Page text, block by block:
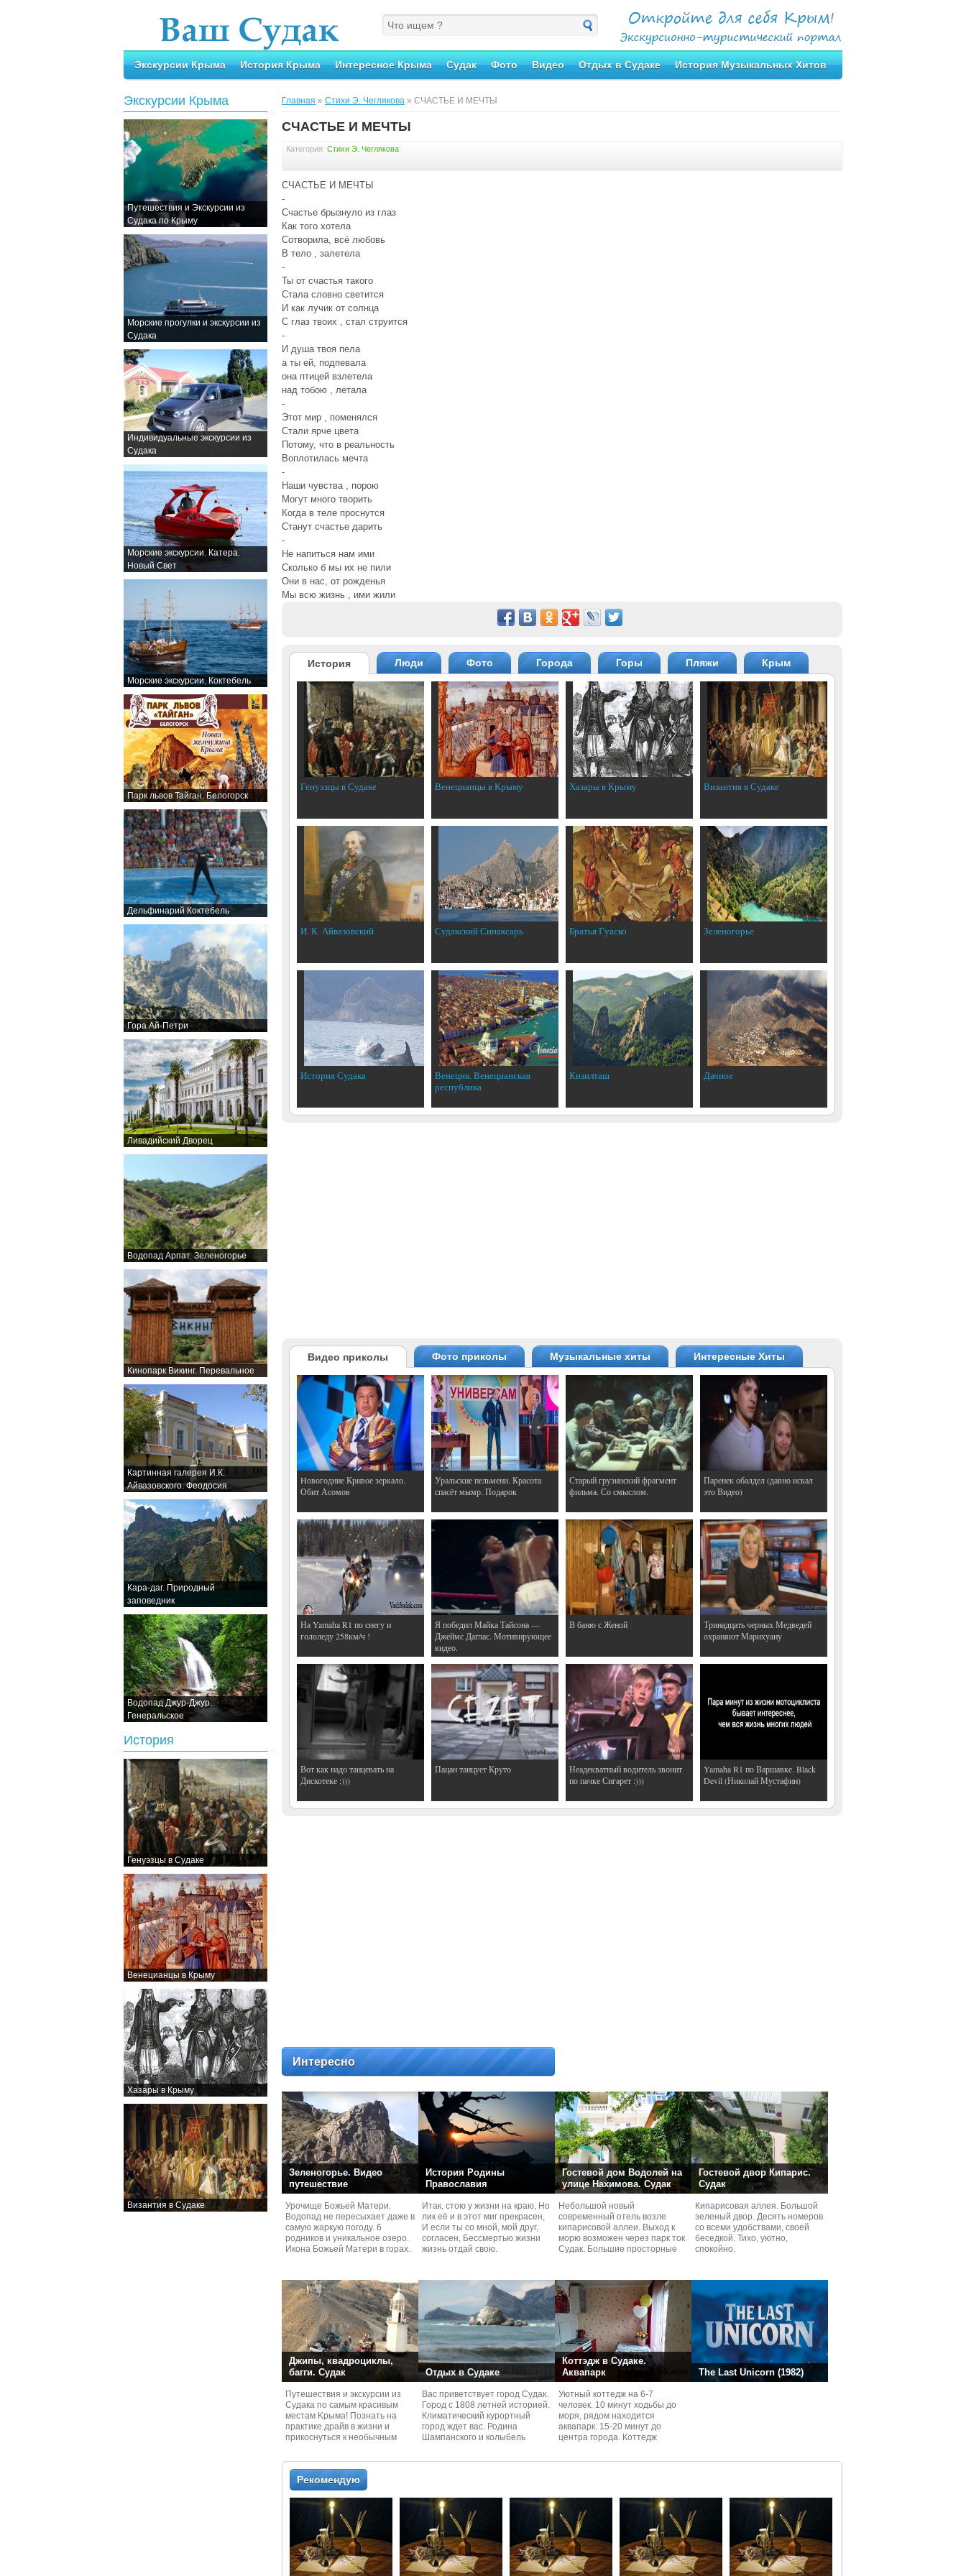
Экскурсии Крыма История Крыма Интересное Крыма Судак Фото Видео Отдых в Судаке История Музыкальных Хитов
Экскурсии Крыма
Путешествия и Экскурсии из
Судака по Крыму
Морские прогулки и экскурсии из
Судака
Индивидуальные экскурсии из
Судака
Морские экскурсии. Катера.
Новый Свет
Морские экскурсии. Коктебель
Парк львов Тайган. Белогорск
Дельфинарий Коктебель
Гора Ай-Петри
Ливадийский Дворец
Водопад Арпат. Зеленогорье
Кинопарк Викинг. Перевальное
Картинная галерея И.К.
Айвазовского. Феодосия
Кара-даг. Природный
заповедник
Водопад Джур-Джур.
Генеральское
История
Генуэзцы в Судаке
Венецианцы в Крыму
Хазары в Крыму
Византия в Судаке
Главная » Стихи Э. Чеглякова » СЧАСТЬЕ И МЕЧТЫ
СЧАСТЬЕ И МЕЧТЫ
Категория: Стихи Э. Чеглякова
СЧАСТЬЕ И МЕЧТЫ
-
Счастье брызнуло из глаз
Как того хотела
Сотворила, всё любовь
В тело , залетела
-
Ты от счастья такого
Стала словно светится
И как лучик от солнца
С глаз твоих , стал струится
-
И душа твоя пела
а ты ей, подпевала
она птицей взлетела
над тобою , летала
-
Этот мир , поменялся
Стали ярче цвета
Потому, что в реальность
Воплотилась мечта
-
Наши чувства , порою
Могут много творить
Когда в теле проснутся
Станут счастье дарить
-
Не напиться нам ими
Сколько б мы их не пили
Они в нас, от рожденья
Мы всю жизнь , ими жили
История Люди Фото Города Горы Пляжи Крым
Генуэзцы в Судаке Венецианцы в Крыму Хазары в Крыму Византия в Судаке
И. К. Айвазовский Судакский Синаксарь Братья Гуаско Зеленогорье
История Судака
Венеция. Венецианская
республика
Кизилташ Дачное
Видео приколы Фото приколы Музыкальные хиты Интересные Хиты
Hовогодние Кривое зеркало.
Обит Асомов
Уральские пельмени. Красота
спасёт мымр. Подарок
Старый грузинский фрагмент
фильма. Со смыслом.
Паренек обалдел (давно искал
это Видео)
На Yamaha R1 по снегу и
гололеду 258км/ч !
Я победил Майка Тайсона —
Джеймс Даглас. Мотивирующее
видео.
В баню с Женой
Тринадцать черных Медведей
охраняют Марихуану
Вот как надо танцевать на
Дискотеке :)))
Пацан танцует Круто
Неадекватный водитель звонит
по пачке Сигарет :)))
Yamaha R1 по Варшавке. Black
Devil (Николай Мустафин)
Интересно
Зеленогорье. Видео
путешествие
Урочище Божьей Матери.
Водопад не пересыхает даже в
самую жаркую погоду. 6
родников и уникальное озеро.
Икона Божьей Матери в горах.
История Родины
Православия
Итак, стою у жизни на краю, Но
лик её и в этот миг прекрасен,
И если ты со мной, мой друг,
согласен, Бессмертью жизни
жизнь отдай свою.
Гостевой дом Водолей на
улице Нахимова. Судак
Небольшой новый
современный отель возле
кипарисовой аллеи. Выход к
морю возможен через парк ток
Судaк. Большие просторные
Гостевой двор Кипарис.
Судак
Кипарисовая аллея. Большой
зеленый двор. Десять номеров
со всеми удобствами, своей
беседкой. Тихо, уютно,
спокойно.
Джипы, квадроциклы,
багги. Судак
Путешествия и экскурcии из
Судaка по самым красивым
местам Kрыма! Познать на
практике драйв в жизни и
прикоснуться к необычным
Отдых в Судаке
Вас приветствует город Судак.
Город с 1808 летней историей.
Климатический курортный
город ждет вас. Родина
Шампанского и колыбель
Коттэдж в Судаке.
Аквапарк
Уютный коттедж на 6-7
человек. 10 минут ходьбы до
моря, рядом находится
аквапарк. 15-20 минут до
центра города. Коттедж
The Last Unicorn (1982)
Рекомендую